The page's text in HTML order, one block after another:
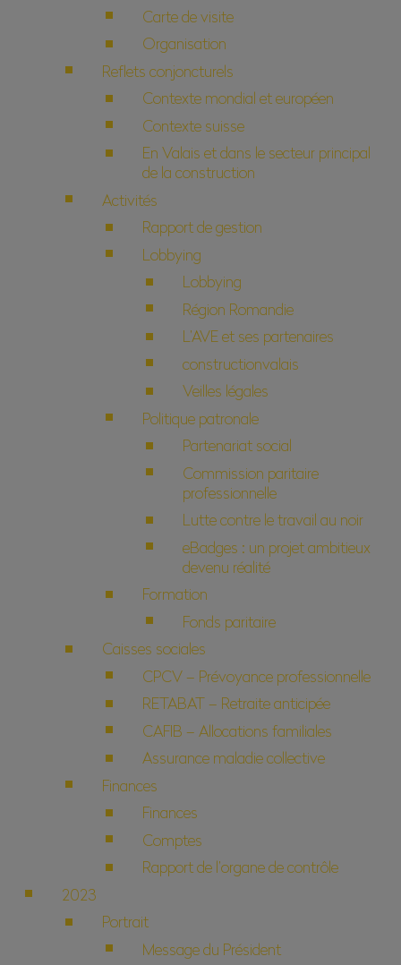
Carte de visite
Organisation
Reflets conjoncturels
Contexte mondial et européen
Contexte suisse
En Valais et dans le secteur principal
de la construction
Activités
Rapport de gestion
Lobbying
Lobbying
Région Romandie
L’AVE et ses partenaires
constructionvalais
Veilles légales
Politique patronale
Partenariat social
Commission paritaire
professionnelle
Lutte contre le travail au noir
eBadges : un projet ambitieux
devenu réalité
Formation
Fonds paritaire
Caisses sociales
CPCV – Prévoyance professionnelle
RETABAT – Retraite anticipée
CAFIB – Allocations familiales
Assurance maladie collective
Finances
Finances
Comptes
Rapport de l’organe de contrôle
2023
Portrait
Message du Président